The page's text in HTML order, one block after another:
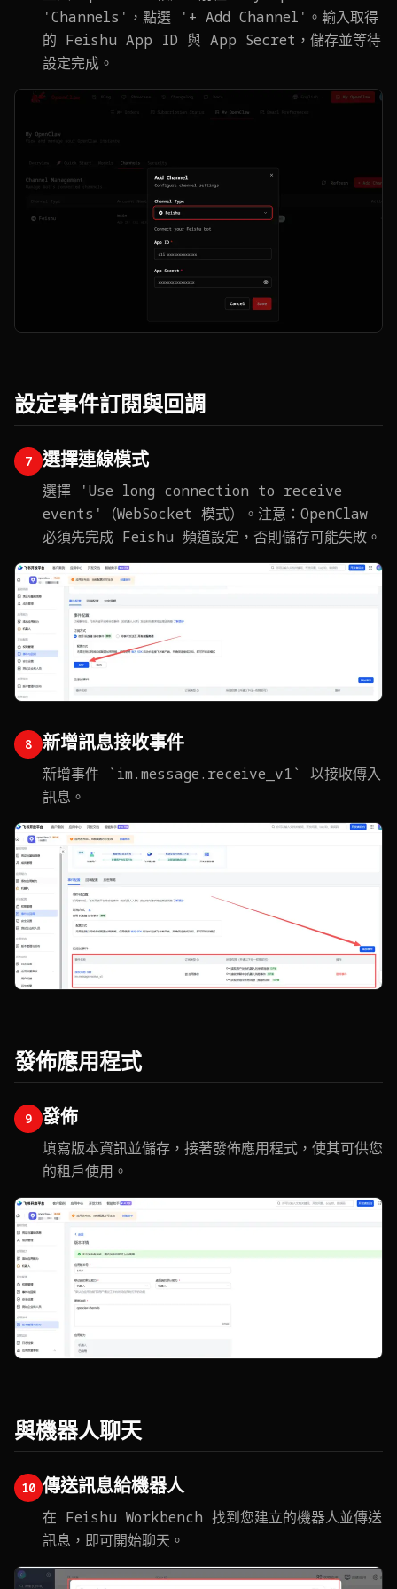
'Channels'，點選 '+ Add Channel'。輸入取得
的 Feishu App ID 與 App Secret，儲存並等待
設定完成。
設定事件訂閱與回調
7 選擇連線模式
選擇 'Use long connection to receive
events'（WebSocket 模式）。注意：OpenClaw
必須先完成 Feishu 頻道設定，否則儲存可能失敗。
8 新增訊息接收事件
新增事件 `im.message.receive_v1` 以接收傳入
訊息。
發佈應用程式
9 發佈
填寫版本資訊並儲存，接著發佈應用程式，使其可供您
的租戶使用。
與機器人聊天
10 傳送訊息給機器人
在 Feishu Workbench 找到您建立的機器人並傳送
訊息，即可開始聊天。